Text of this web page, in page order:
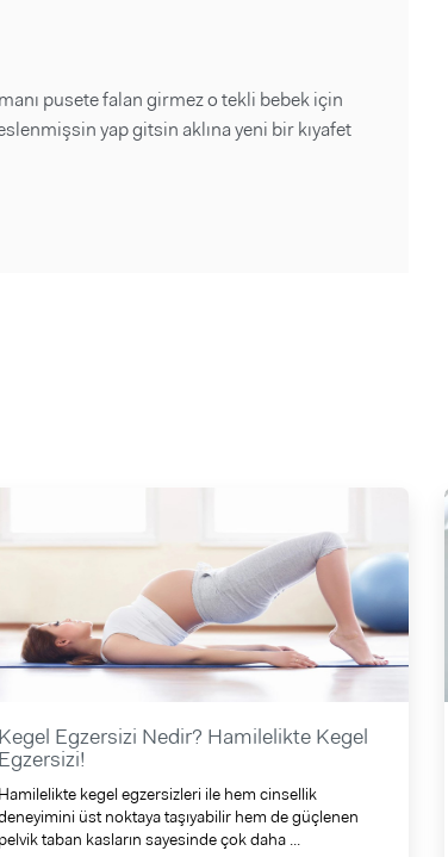
pusete falan girmez o tekli bebek için
yap gitsin aklına yeni bir kıyafet
Kegel Egzersizi Nedir? Hamilelikte Kegel
Egzersizi!
Hamilelikte kegel egzersizleri ile hem cinsellik
üst noktaya taşıyabilir hem de güçlenen
pelvik taban kasların sayesinde çok daha ...